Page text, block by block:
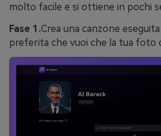
molto facile e si ottiene in pochi
Fase 1.Crea una canzone
preferita che vuoi che la tua foto